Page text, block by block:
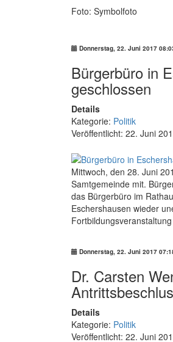
Foto: Symbolfoto
Donnerstag, 22. Juni 2017
Bürgerbüro in
geschlossen
Details
Kategorie: Politik
Veröffentlicht: 22. Juni
Mittwoch, den 28. Juni
Samtgemeinde mit.
das Bürgerbüro im
Eschershausen wieder
Donnerstag, 22. Juni 2017
Dr. Carsten
Details
Kategorie: Politik
Veröffentlicht: 22. Juni